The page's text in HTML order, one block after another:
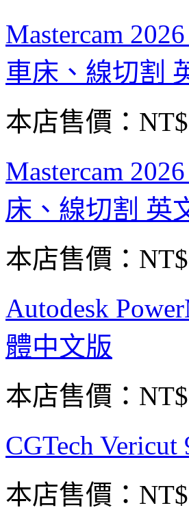
Mastercam
車床、線切割
本店售價：
Mastercam
床、線切割 英
本店售價：
Autodesk
體中文版
本店售價：
CGTech
本店售價：